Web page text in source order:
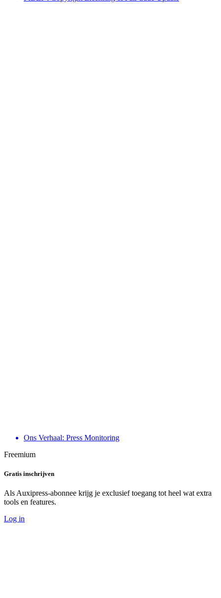
Ons Verhaal: Press Monitoring
Freemium
Gratis inschrijven
Als Auxipress-abonnee krijg je exclusief toegang tot heel wat extra
tools en features.
Log in